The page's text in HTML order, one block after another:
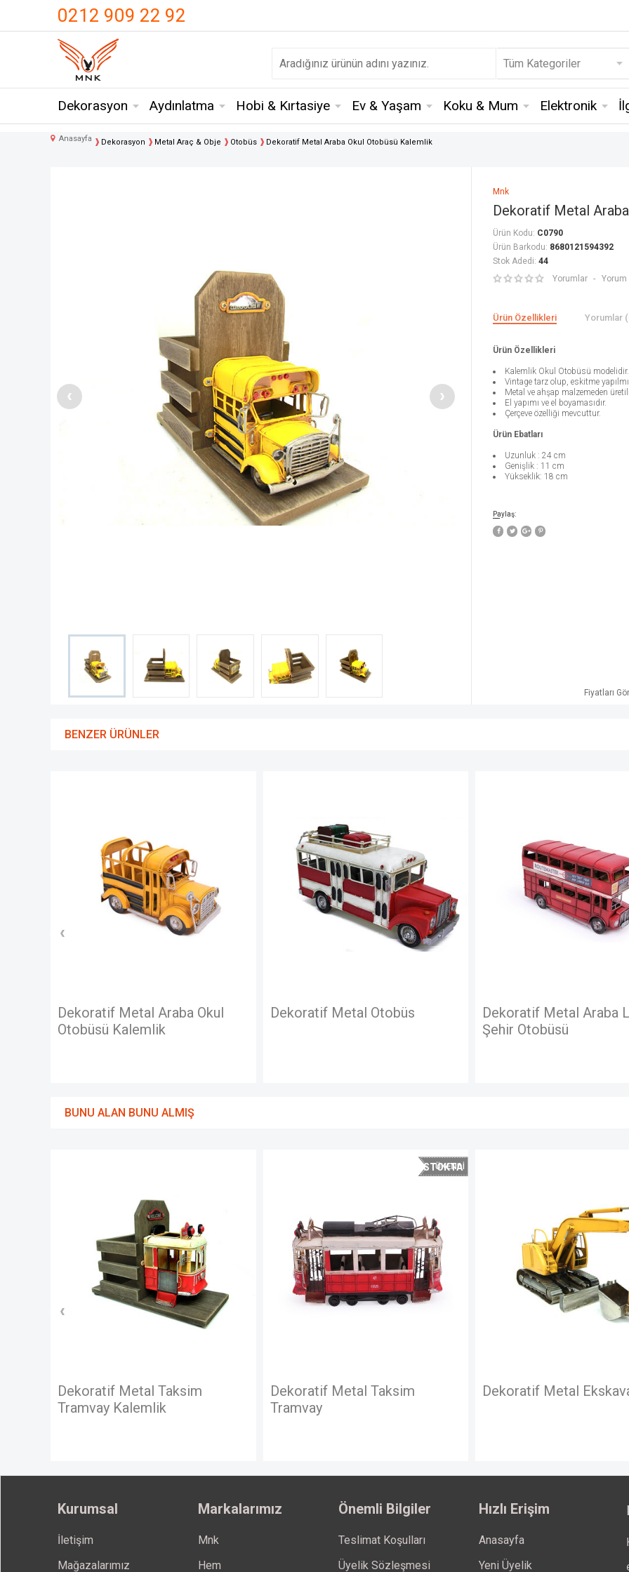
0212 909 22 92
Dekorasyon Aydınlatma Hobi & Kırtasiye Ev & Yaşam Koku & Mum Elektronik
Anasayfa Dekorasyon Metal Araç & Obje Otobüs Dekoratif Metal Araba Okul Otobüsü Kalemlik
Mnk
Dekoratif Metal
Ürün Kodu: C0790
Ürün Barkodu: 8680121594392
Stok Adedi: 44
Yorumlar
Yorum
Fiyatları
Ürün Özellikleri Yorumlar
Ürün Özellikleri
Kalemlik Okul Otobüsü modelidir.
Vintage tarz olup, eskitme
Metal ve ahşap malzemeden
El yapımı ve el boyamasıdır.
Çerçeve özelliği mevcuttur.
Ürün Ebatları
Uzunluk : 24 cm
Genişlik : 11 cm
Yükseklik: 18 cm
Paylaş:
BENZER ÜRÜNLER
Dekoratif Metal Otobüs
Dekoratif Metal Araba Londra
Dekoratif Metal
Şehir Otobüsü
BUNU ALAN BUNU ALMIŞ
Dekoratif Metal Taksim
Tramvay
Dekoratif Metal Ekskavatör Dekoratif Metal
Kurumsal
İletişim
Mağazalarımız
Markalarımız
Mnk
Hem
Önemli Bilgiler
Teslimat Koşulları
Üyelik Sözleşmesi
Hızlı Erişim
Anasayfa
Yeni Üyelik